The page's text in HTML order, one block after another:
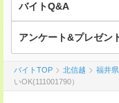
バイトQ&A
アンケート&プレゼン
バイトTOP 北信越 福井県
いOK(111001790）